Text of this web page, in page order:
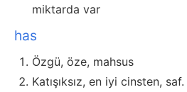
miktarda var
has
Özgü, öze, mahsus
Katışıksız, en iyi cinsten, saf.